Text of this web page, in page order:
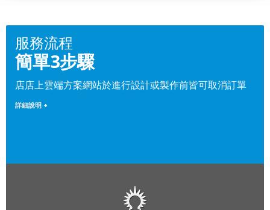
服務流程
簡單3步驟
店店上雲端方案網站於進行設計或製作前皆可取消訂單
詳細說明 +